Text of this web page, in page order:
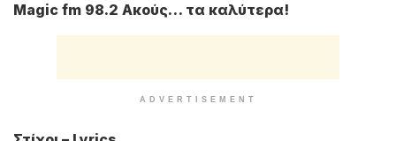
Magic fm 98.2 Ακούς… τα καλύτερα!
ADVERTISEMENT